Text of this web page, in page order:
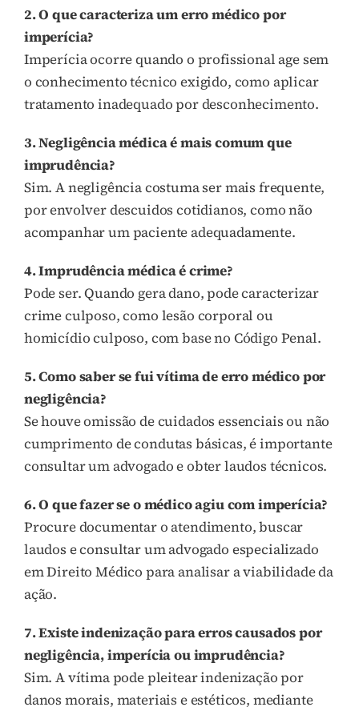
2. O que caracteriza um erro médico por
imperícia?
Imperícia ocorre quando o profissional age sem
o conhecimento técnico exigido, como aplicar
tratamento inadequado por desconhecimento.
3. Negligência médica é mais comum que
imprudência?
Sim. A negligência costuma ser mais frequente,
por envolver descuidos cotidianos, como não
acompanhar um paciente adequadamente.
4. Imprudência médica é crime?
Pode ser. Quando gera dano, pode caracterizar
crime culposo, como lesão corporal ou
homicídio culposo, com base no Código Penal.
5. Como saber se fui vítima de erro médico por
negligência?
Se houve omissão de cuidados essenciais ou não
cumprimento de condutas básicas, é importante
consultar um advogado e obter laudos técnicos.
6. O que fazer se o médico agiu com imperícia?
Procure documentar o atendimento, buscar
laudos e consultar um advogado especializado
em Direito Médico para analisar a viabilidade da
ação.
7. Existe indenização para erros causados por
negligência, imperícia ou imprudência?
Sim. A vítima pode pleitear indenização por
danos morais, materiais e estéticos, mediante